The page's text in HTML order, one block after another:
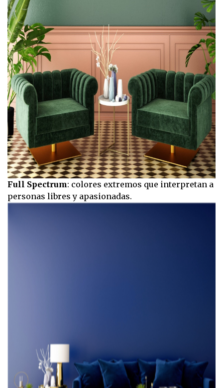
Full Spectrum: colores extremos que interpretan a
personas libres y apasionadas.